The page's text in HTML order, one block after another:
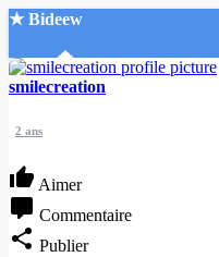
★ Bideew
Accueil
smilecreation
2 ans
Aimer
Commentaire
Publier